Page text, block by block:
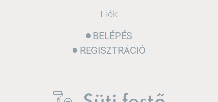
Fiók
BELÉPÉS
REGISZTRÁCIÓ